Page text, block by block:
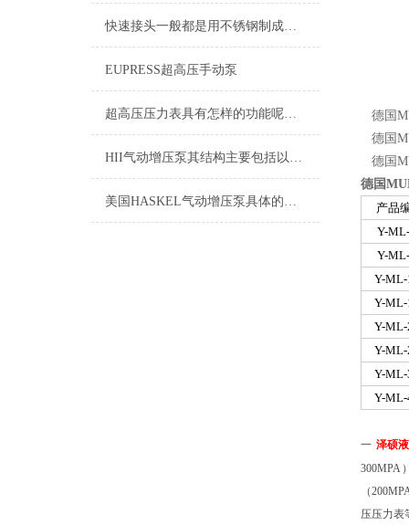
快速接头一般都是用不锈钢制成，那么该如何清洗维护呢？
EUPRESS超高压手动泵
超高压压力表具有怎样的功能呢？不妨看看下文
HII气动增压泵其结构主要包括以下几个部分
美国HASKEL气动增压泵具体的使用，请参考以下步骤
德国
德国
德国
德国
产品
Y-
Y-
Y-ML-
Y-ML-
Y-ML-
Y-ML-
Y-ML-
Y-ML-
一 泽硕
300MPA
（
压压力表